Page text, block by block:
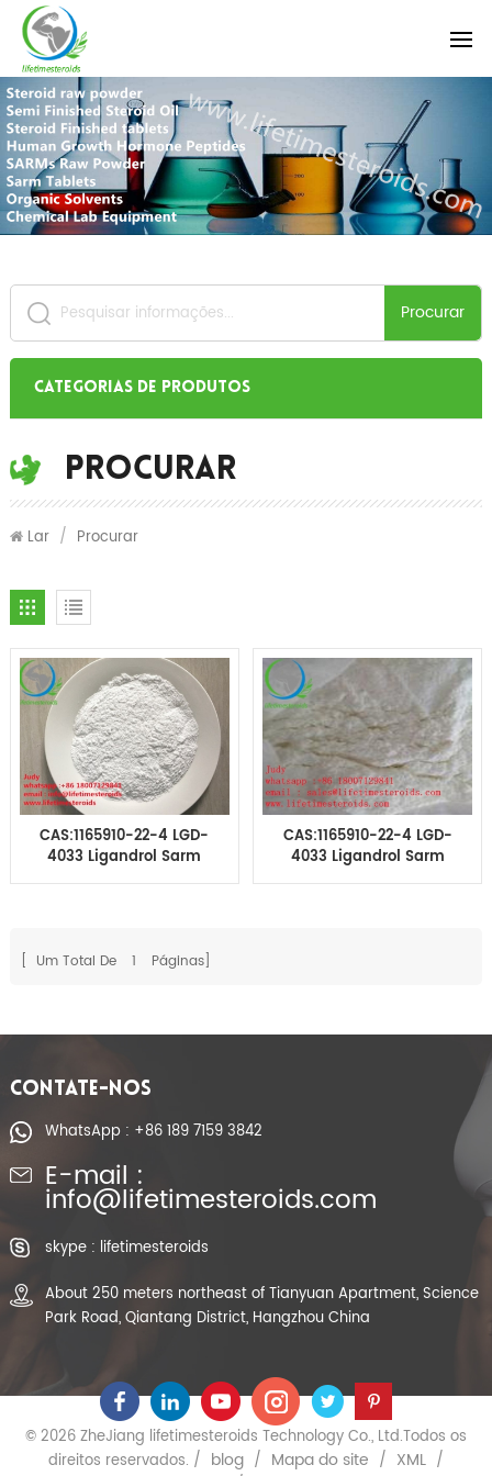
Procurar
Categorias de produtos
Procurar
Lar / Procurar
CAS:1165910-22-4 LGD-
4033 Ligandrol Sarm
Powder LGD-4033
CAS:1165910-22-4 LGD-
4033 Ligandrol Sarm
Comprimidos 60
[ Um Total De 1 Páginas]
CONTATE-NOS
WhatsApp : +86 189 7159 3842
E-mail :
info@lifetimesteroids.com
skype : lifetimesteroids
About 250 meters northeast of Tianyuan Apartment, Science
Park Road, Qiantang District, Hangzhou China
© 2026 ZheJiang lifetimesteroids Technology Co., Ltd.Todos os
direitos reservados. / blog / Mapa do site / XML /